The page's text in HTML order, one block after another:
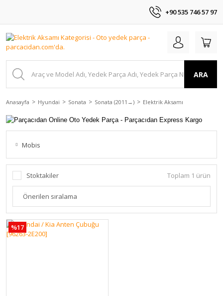
+90 535 746 57 97
ARA
Anasayfa Hyundai Sonata Sonata (2011→) Elektrik Aksamı
Mobis
Stoktakiler Toplam 1 ürün
%17